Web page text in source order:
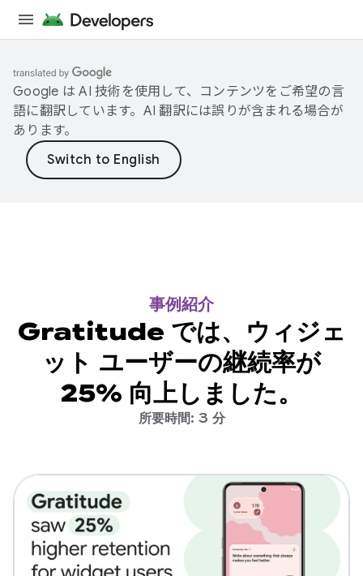
Google は AI 技術を使用して、コンテンツをご希望の言
語に翻訳しています。AI 翻訳には誤りが含まれる場合が
あります。
事例紹介
Gratitude では、ウィジェ
ット ユーザーの継続率が
25% 向上しました。
所要時間: 3 分